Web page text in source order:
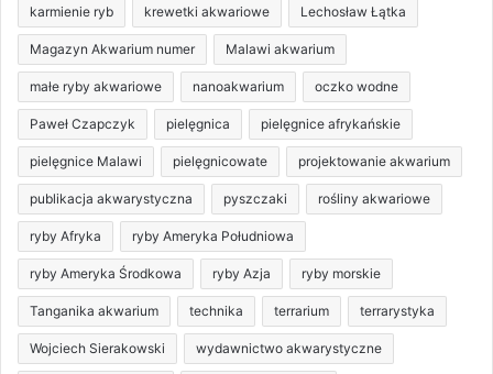
karmienie ryb krewetki akwariowe Lechosław Łątka
Magazyn Akwarium numer Malawi akwarium
małe ryby akwariowe nanoakwarium oczko wodne
Paweł Czapczyk pielęgnica pielęgnice afrykańskie
pielęgnice Malawi pielęgnicowate projektowanie akwarium
publikacja akwarystyczna pyszczaki rośliny akwariowe
ryby Afryka ryby Ameryka Południowa
ryby Ameryka Środkowa ryby Azja ryby morskie
Tanganika akwarium technika terrarium terrarystyka
Wojciech Sierakowski wydawnictwo akwarystyczne